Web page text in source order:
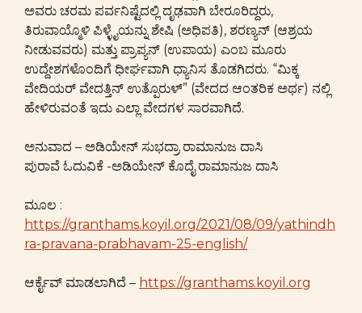
ಅವರು ಚರಮ ಪರ್ವನಿಷ್ಟೆದಲ್ಲಿ ದೃಢವಾಗಿ ಬೇರೂರಿದ್ದರು,
ತಿರುವಾಯ್ಮೊಳಿ ಪಿಳ್ಳೈಯನ್ನು ಶೇಷಿ (ಅಧಿಪತಿ), ಶರಣ್ಯನ್ (ಆಶ್ರಯ
ನೀಡುವವರು) ಮತ್ತು ಪ್ರಾಪ್ಯನ್ (ಉಪಾಯ) ಎಂಬ ಮೂರು
ಉದ್ದೇಶಗಳೊಂದಿಗೆ ಧೀರ್ಘವಾಗಿ ಧ್ಯಾನಿಸ ತೊಡಗಿದರು. “ಮಿಕ್ಕ
ವೇದಿಯರ್ ವೇದತ್ತಿನ್ ಉತ್ಪೊರುಳ್” (ವೇದದ ಆಂತರಿಕ ಅರ್ಥ) ನಲ್ಲಿ
ಹೇಳಿರುವಂತೆ ಇದು ಎಲ್ಲಾ ವೇದಗಳ ಸಾರವಾಗಿದೆ.
ಅನುವಾದ – ಅಡಿಯೇನ್ ಸುಭದ್ರಾ ರಾಮಾನುಜ ದಾಸಿ
ಪುರಾವೆ ಓದುವಿಕೆ -ಅಡಿಯೇನ್ ಕೊದೈ ರಾಮಾನುಜ ದಾಸಿ
ಮೂಲ :
https://granthams.koyil.org/2021/08/09/yathindh
ra-pravana-prabhavam-25-english/
ಆರ್ಕೈವ್ ಮಾಡಲಾಗಿದೆ – https://granthams.koyil.org